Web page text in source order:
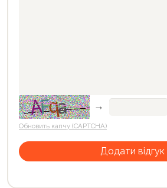
→
Обновить капчу (CAPTCHA)